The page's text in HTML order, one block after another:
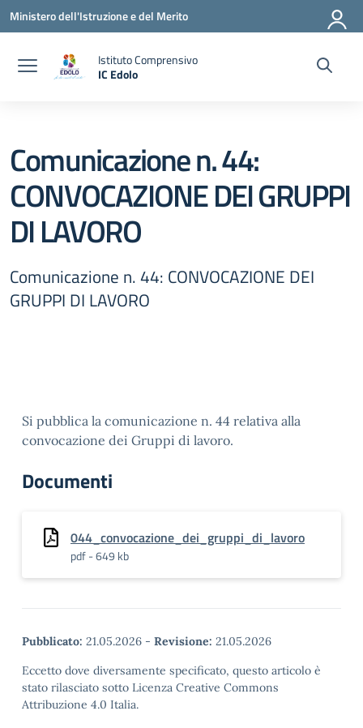
Vai ai contenuti
Vai al menu di navigazione
Vai al footer
Ministero dell'Istruzione e del Merito
Istituto Comprensivo
IC Edolo
Comunicazione n. 44:
CONVOCAZIONE DEI GRUPPI
DI LAVORO
Comunicazione n. 44: CONVOCAZIONE DEI
GRUPPI DI LAVORO
Si pubblica la comunicazione n. 44 relativa alla
convocazione dei Gruppi di lavoro.
Documenti
044_convocazione_dei_gruppi_di_lavoro
pdf - 649 kb
Pubblicato: 21.05.2026 - Revisione: 21.05.2026
Eccetto dove diversamente specificato, questo articolo è
stato rilasciato sotto Licenza Creative Commons
Attribuzione 4.0 Italia.